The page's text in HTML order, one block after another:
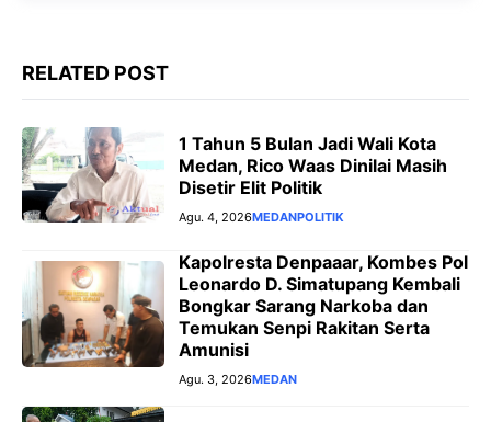
RELATED POST
1 Tahun 5 Bulan Jadi Wali Kota
Medan, Rico Waas Dinilai Masih
Disetir Elit Politik
Agu. 4, 2026MEDANPOLITIK
Kapolresta Denpaaar, Kombes Pol
Leonardo D. Simatupang Kembali
Bongkar Sarang Narkoba dan
Temukan Senpi Rakitan Serta
Amunisi
Agu. 3, 2026MEDAN